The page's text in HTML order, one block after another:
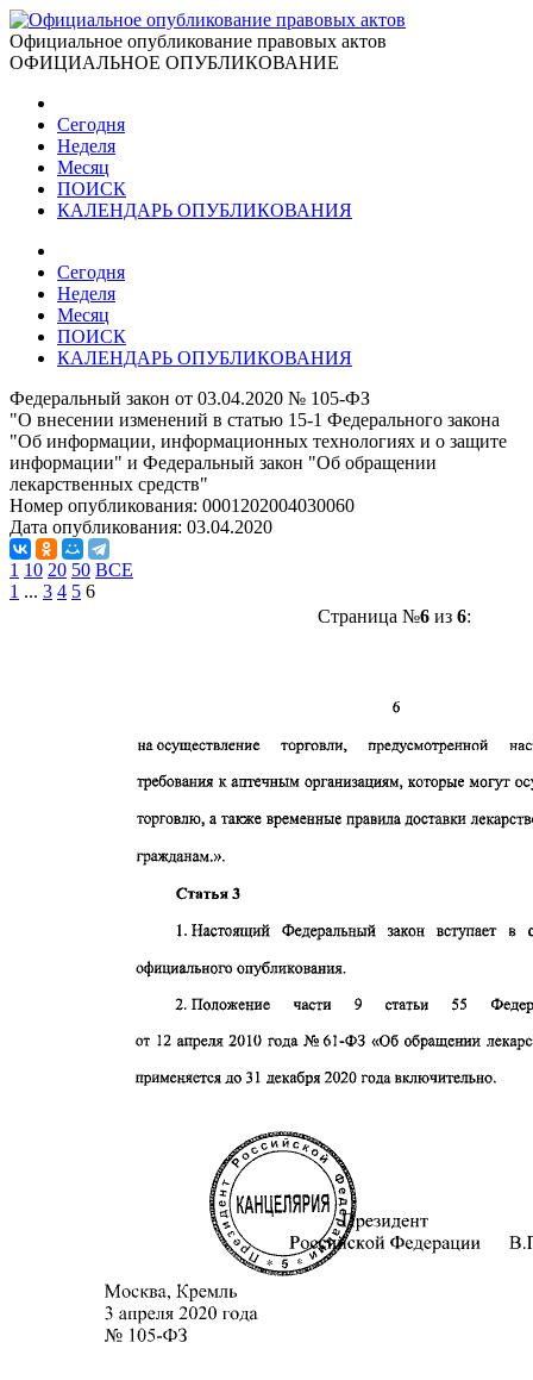
Официальное опубликование правовых актов
ОФИЦИАЛЬНОЕ ОПУБЛИКОВАНИЕ
Сегодня
Неделя
Месяц
ПОИСК
КАЛЕНДАРЬ ОПУБЛИКОВАНИЯ
Сегодня
Неделя
Месяц
ПОИСК
КАЛЕНДАРЬ ОПУБЛИКОВАНИЯ
Федеральный закон от 03.04.2020 № 105-ФЗ
"О внесении изменений в статью 15-1 Федерального закона
"Об информации, информационных технологиях и о защите
информации" и Федеральный закон "Об обращении
лекарственных средств"
Номер опубликования: 0001202004030060
Дата опубликования: 03.04.2020
1 10 20 50 ВСЕ
1 ... 3 4 5 6
Страница №6из 6: